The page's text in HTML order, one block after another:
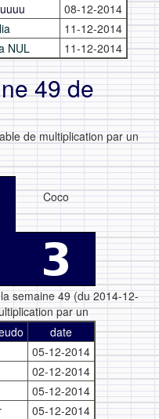
08-12-2014
11-12-2014
NUL 11-12-2014
49 de
de multiplication par un
Coco
semaine 49 (du 2014-12-
par un
date
05-12-2014
02-12-2014
05-12-2014
05-12-2014